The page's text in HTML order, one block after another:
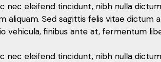
ed sagittis felis vitae dictum
dolor sit amet constur
nec eleifend tincidunt, nibh nulla
Sed sagittis felis vitae dictum
vehicula, finibus ante at, fermentum
nec eleifend tincidunt, nibh nulla